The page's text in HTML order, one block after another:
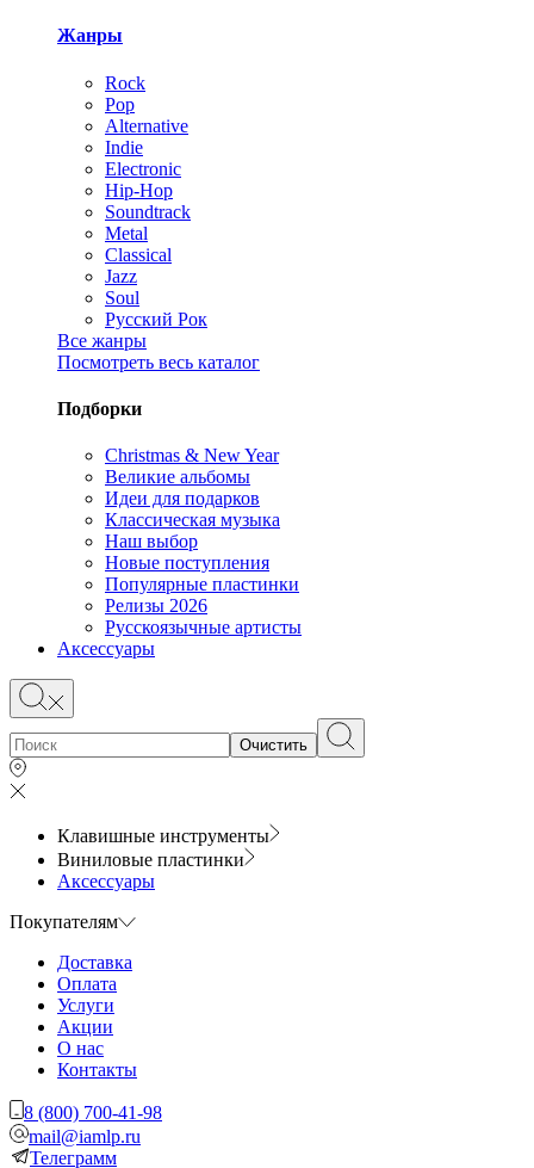
Жанры
Rock
Pop
Alternative
Indie
Electronic
Hip-Hop
Soundtrack
Metal
Classical
Jazz
Soul
Русский Рок
Все жанры
Посмотреть весь каталог
Подборки
Christmas & New Year
Великие альбомы
Идеи для подарков
Классическая музыка
Наш выбор
Новые поступления
Популярные пластинки
Релизы 2026
Русскоязычные артисты
Аксессуары
Очистить
Клавишные инструменты
Виниловые пластинки
Аксессуары
Покупателям
Доставка
Оплата
Услуги
Акции
О нас
Контакты
8 (800) 700-41-98
mail@iamlp.ru
Телеграмм